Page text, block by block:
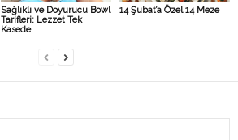
Sağlıklı ve Doyurucu Bowl
Tarifleri: Lezzet Tek
Kasede
14 Şubat’a Özel 14 Meze